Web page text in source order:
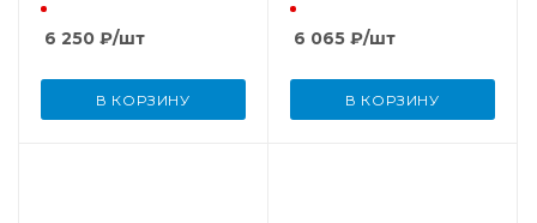
6 250 ₽/шт
В КОРЗИНУ
6 065 ₽/шт
В КОРЗИНУ